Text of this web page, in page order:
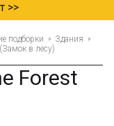
>>
подборки
Здания
в лесу)
Forest